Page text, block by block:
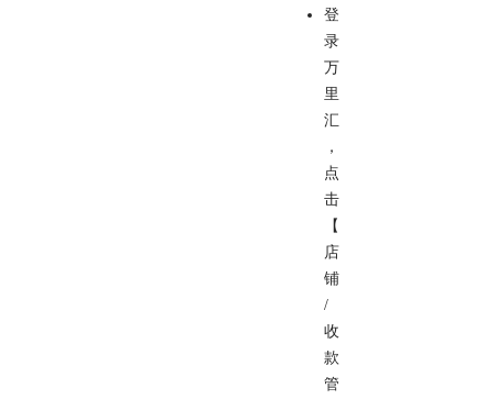
登
录
万
里
汇
，
点
击
【
店
铺
/
收
款
管